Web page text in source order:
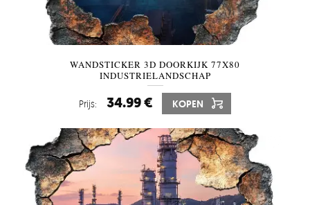
WANDSTICKER 3D DOORKIJK 77X80
INDUSTRIELANDSCHAP
Prijs: 34.99 € KOPEN